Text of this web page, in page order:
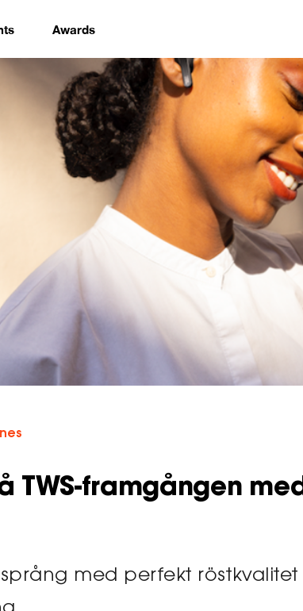
Awards
TWS-framgången
med perfekt